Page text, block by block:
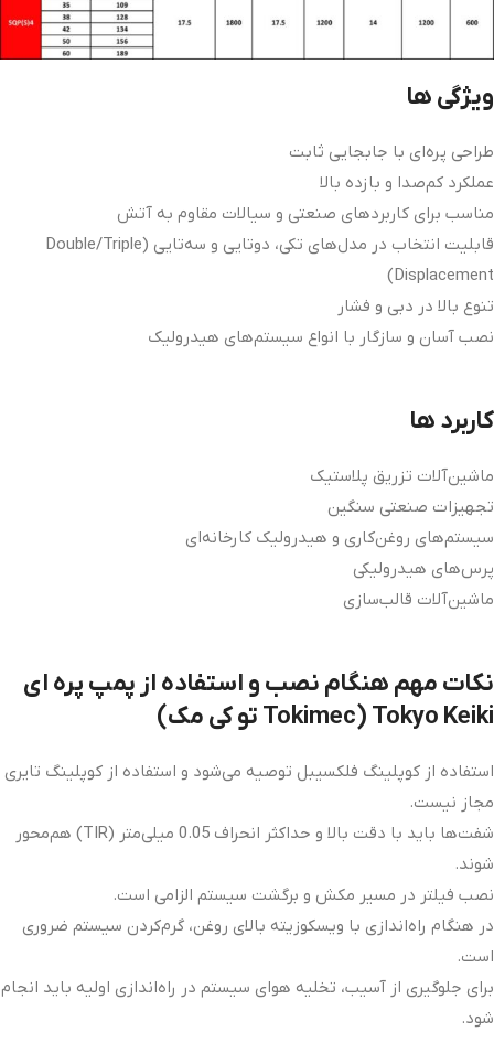
ویژگی ها
طراحی پره‌ای با جابجایی ثابت
عملکرد کم‌صدا و بازده بالا
مناسب برای کاربردهای صنعتی و سیالات مقاوم به آتش
قابلیت انتخاب در مدل‌های تکی، دوتایی و سه‌تایی (Double/Triple
Displacement)
تنوع بالا در دبی و فشار
نصب آسان و سازگار با انواع سیستم‌های هیدرولیک
کاربرد ها
ماشین‌آلات تزریق پلاستیک
تجهیزات صنعتی سنگین
سیستم‌های روغن‌کاری و هیدرولیک کارخانه‌ای
پرس‌های هیدرولیکی
ماشین‌آلات قالب‌سازی
نکات مهم هنگام نصب و استفاده از پمپ پره ای
Tokyo Keiki (Tokimec تو کی مک)
استفاده از کوپلینگ فلکسیبل توصیه می‌شود و استفاده از کوپلینگ تایری
مجاز نیست.
شفت‌ها باید با دقت بالا و حداکثر انحراف 0.05 میلی‌متر (TIR) هم‌محور
شوند.
نصب فیلتر در مسیر مکش و برگشت سیستم الزامی است.
در هنگام راه‌اندازی با ویسکوزیته بالای روغن، گرم‌کردن سیستم ضروری
است.
برای جلوگیری از آسیب، تخلیه هوای سیستم در راه‌اندازی اولیه باید انجام
شود.